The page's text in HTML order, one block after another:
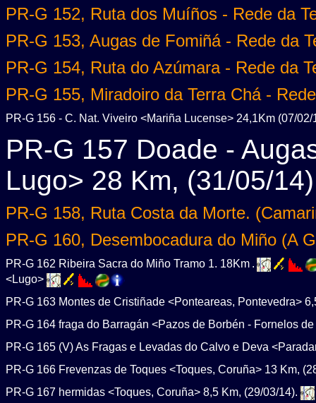
PR-G 152, Ruta dos Muíños - Rede da
PR-G 153, Augas de Fomiñá - Rede da
PR-G 154, Ruta do Azúmara - Rede da
PR-G 155, Miradoiro da Terra Chá -
PR-G 156 - C. Nat. Viveiro <Mariña Lucense> 24,1Km (07/
PR-G 157 Doade -
Lugo> 28 Km, (31/05/
PR-G 158, Ruta Costa da Morte.
PR-G 160, Desembocadura do Miño (A
PR-G 162 Ribeira Sacra do Miño Tramo 1. 18Km .
<Lugo>
PR-G 163 Montes de Cristiñade <Ponteareas, Pontevedra>
PR-G 164 fraga do Barragán <Pazos de Borbén - Fornelos
PR-G 165 (V) As Fragas e Levadas do Calvo e Deva
PR-G 166 Frevenzas de Toques <Toques, Coruña> 13 Km,
PR-G 167 hermidas <Toques, Coruña> 8,5 Km, (29/03/14).